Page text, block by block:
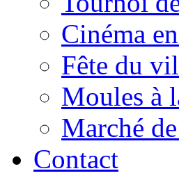
Cinéma
Fête du
Moules à
Marché
Contact